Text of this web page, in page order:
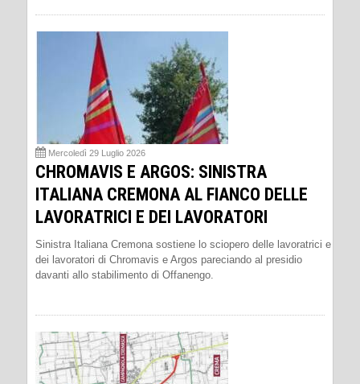
Mercoledì 29 Luglio 2026
CHROMAVIS E ARGOS: SINISTRA
ITALIANA CREMONA AL FIANCO DELLE
LAVORATRICI E DEI LAVORATORI
Sinistra Italiana Cremona sostiene lo sciopero delle lavoratrici e
dei lavoratori di Chromavis e Argos pareciando al presidio
davanti allo stabilimento di Offanengo.